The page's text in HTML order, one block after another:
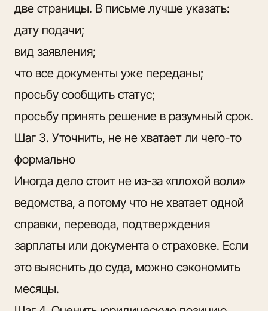
две страницы. В письме лучше указать:
дату подачи;
вид заявления;
что все документы уже переданы;
просьбу сообщить статус;
просьбу принять решение в разумный срок.
Шаг 3. Уточнить, не не хватает ли чего-то
формально
Иногда дело стоит не из-за «плохой воли»
ведомства, а потому что не хватает одной
справки, перевода, подтверждения
зарплаты или документа о страховке. Если
это выяснить до суда, можно сэкономить
месяцы.